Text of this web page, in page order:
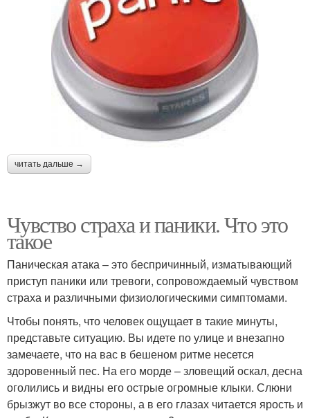
читать дальше →
Чувство страха и паники. Что это
такое
Паническая атака – это беспричинный, изматывающий
приступ паники или тревоги, сопровождаемый чувством
страха и различными физиологическими симптомами.
Чтобы понять, что человек ощущает в такие минуты,
представьте ситуацию. Вы идете по улице и внезапно
замечаете, что на вас в бешеном ритме несется
здоровенный пес. На его морде – зловещий оскал, десна
оголились и видны его острые огромные клыки. Слюни
брызжут во все стороны, а в его глазах читается ярость и